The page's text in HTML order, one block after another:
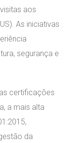
aos
As iniciativas
segurança e
certificações
a mais alta
da